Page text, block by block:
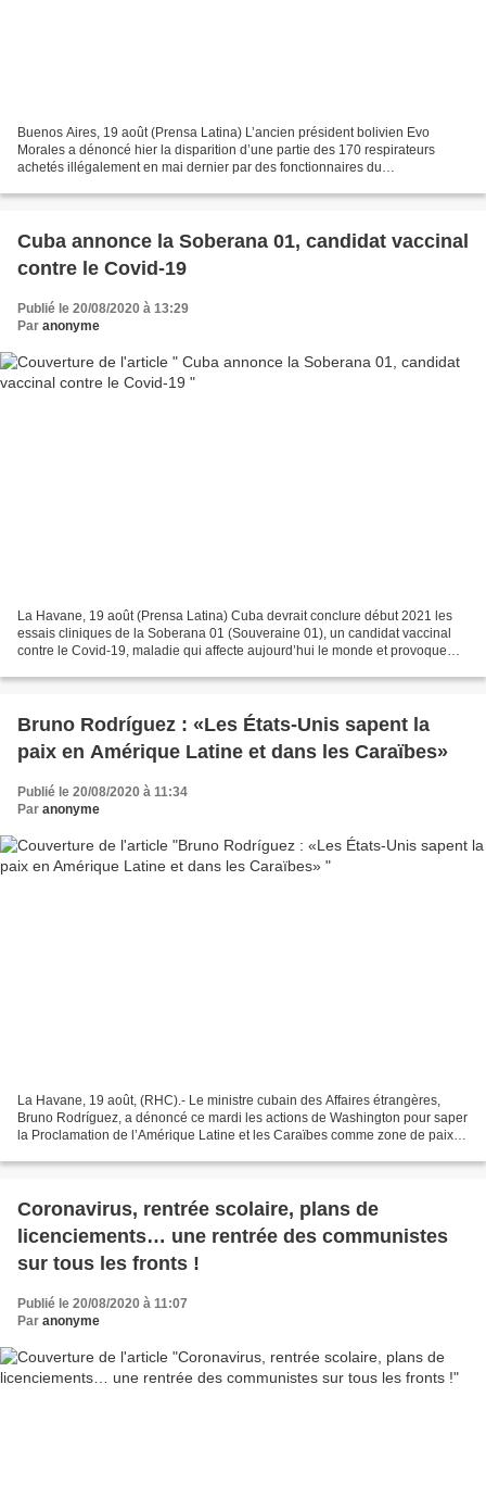
Buenos Aires, 19 août (Prensa Latina) L’ancien président bolivien Evo
Morales a dénoncé hier la disparition d’une partie des 170 respirateurs
achetés illégalement en mai dernier par des fonctionnaires du
Cuba annonce la Soberana 01, candidat vaccinal
contre le Covid-19
Publié le 20/08/2020 à 13:29
Par anonyme
La Havane, 19 août (Prensa Latina) Cuba devrait conclure début 2021 les
essais cliniques de la Soberana 01 (Souveraine 01), un candidat vaccinal
contre le Covid-19, maladie qui affecte aujourd’hui le monde et provoque
Bruno Rodríguez : «Les États-Unis sapent la
paix en Amérique Latine et dans les Caraïbes»
Publié le 20/08/2020 à 11:34
Par anonyme
La Havane, 19 août, (RHC).- Le ministre cubain des Affaires étrangères,
Bruno Rodríguez, a dénoncé ce mardi les actions de Washington pour saper
la Proclamation de l’Amérique Latine et les Caraïbes comme zone de paix.
Coronavirus, rentrée scolaire, plans de
licenciements… une rentrée des communistes
sur tous les fronts !
Publié le 20/08/2020 à 11:07
Par anonyme